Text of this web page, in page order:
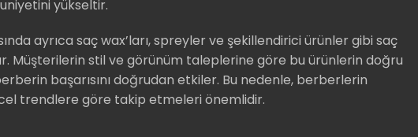
yükseltir.
ayrıca saç wax’ları, spreyler ve şekillendirici ürünler gibi saç
Müşterilerin stil ve görünüm taleplerine göre bu ürünlerin doğru
başarısını doğrudan etkiler. Bu nedenle, berberlerin
trendlere göre takip etmeleri önemlidir.